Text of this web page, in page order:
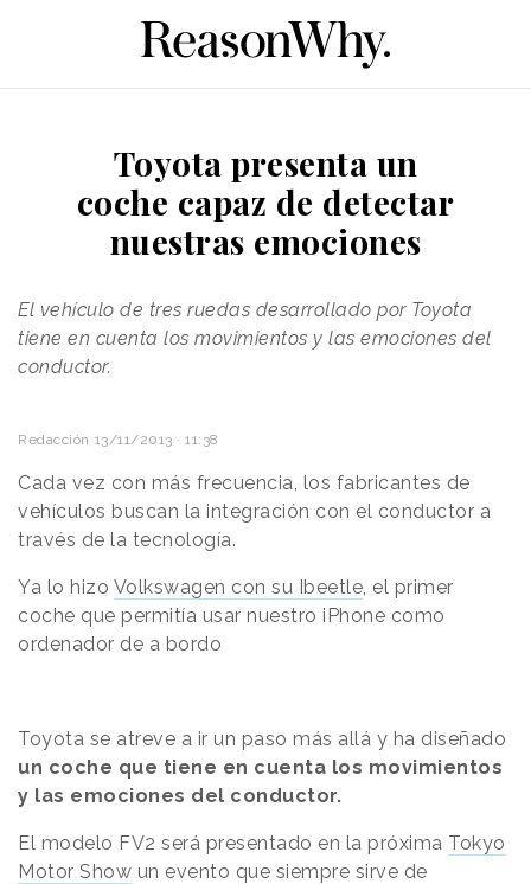
Toyota presenta un
coche capaz de detectar
nuestras emociones
El vehículo de tres ruedas desarrollado por Toyota
tiene en cuenta los movimientos y las emociones del
conductor.
Redacción 13/11/2013 · 11:38
Cada vez con más frecuencia, los fabricantes de
vehículos buscan la integración con el conductor a
través de la tecnología.
Ya lo hizo Volkswagen con su Ibeetle , el primer
coche que permitía usar nuestro iPhone como
ordenador de a bordo
Toyota se atreve a ir un paso más allá y ha diseñado
un coche que tiene en cuenta los movimientos
y las emociones del conductor.
El modelo FV2 será presentado en la próxima Tokyo
Motor Show un evento que siempre sirve de